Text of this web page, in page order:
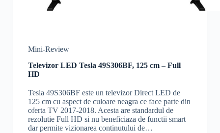
Mini-Review
Televizor LED Tesla 49S306BF, 125 cm – Full
HD
Tesla 49S306BF este un televizor Direct LED de
125 cm cu aspect de culoare neagra ce face parte din
oferta TV 2017-2018. Acesta are standardul de
rezolutie Full HD si nu beneficiaza de functii smart
dar permite vizionarea continutului de…